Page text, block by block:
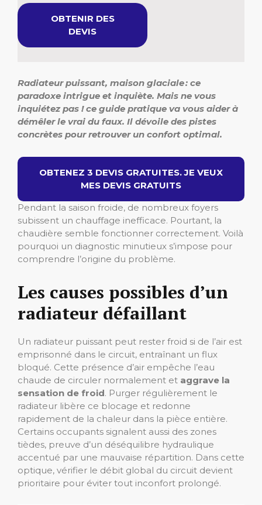
OBTENIR DES
DEVIS
Radiateur puissant, maison glaciale : ce
paradoxe intrigue et inquiète. Mais ne vous
inquiétez pas ! ce guide pratique va vous aider à
démêler le vrai du faux. Il dévoile des pistes
concrètes pour retrouver un confort optimal.
OBTENEZ 3 DEVIS GRATUITES. JE VEUX
MES DEVIS GRATUITS
Pendant la saison froide, de nombreux foyers
subissent un chauffage inefficace. Pourtant, la
chaudière semble fonctionner correctement. Voilà
pourquoi un diagnostic minutieux s’impose pour
comprendre l’origine du problème.
Les causes possibles d’un
radiateur défaillant
Un radiateur puissant peut rester froid si de l’air est
emprisonné dans le circuit, entraînant un flux
bloqué. Cette présence d’air empêche l’eau
chaude de circuler normalement et aggrave la
sensation de froid. Purger régulièrement le
radiateur libère ce blocage et redonne
rapidement de la chaleur dans la pièce entière.
Certains occupants signalent aussi des zones
tièdes, preuve d’un déséquilibre hydraulique
accentué par une mauvaise répartition. Dans cette
optique, vérifier le débit global du circuit devient
prioritaire pour éviter tout inconfort prolongé.